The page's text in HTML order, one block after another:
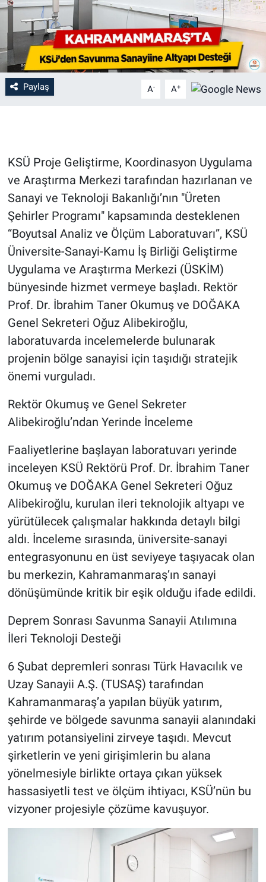
Paylaş A- A+
KSÜ Proje Geliştirme, Koordinasyon Uygulama
ve Araştırma Merkezi tarafından hazırlanan ve
Sanayi ve Teknoloji Bakanlığı’nın "Üreten
Şehirler Programı" kapsamında desteklenen
“Boyutsal Analiz ve Ölçüm Laboratuvarı”, KSÜ
Üniversite-Sanayi-Kamu İş Birliği Geliştirme
Uygulama ve Araştırma Merkezi (ÜSKİM)
bünyesinde hizmet vermeye başladı. Rektör
Prof. Dr. İbrahim Taner Okumuş ve DOĞAKA
Genel Sekreteri Oğuz Alibekiroğlu,
laboratuvarda incelemelerde bulunarak
projenin bölge sanayisi için taşıdığı stratejik
önemi vurguladı.
Rektör Okumuş ve Genel Sekreter
Alibekiroğlu’ndan Yerinde İnceleme
Faaliyetlerine başlayan laboratuvarı yerinde
inceleyen KSÜ Rektörü Prof. Dr. İbrahim Taner
Okumuş ve DOĞAKA Genel Sekreteri Oğuz
Alibekiroğlu, kurulan ileri teknolojik altyapı ve
yürütülecek çalışmalar hakkında detaylı bilgi
aldı. İnceleme sırasında, üniversite-sanayi
entegrasyonunu en üst seviyeye taşıyacak olan
bu merkezin, Kahramanmaraş’ın sanayi
dönüşümünde kritik bir eşik olduğu ifade edildi.
Deprem Sonrası Savunma Sanayii Atılımına
İleri Teknoloji Desteği
6 Şubat depremleri sonrası Türk Havacılık ve
Uzay Sanayii A.Ş. (TUSAŞ) tarafından
Kahramanmaraş’a yapılan büyük yatırım,
şehirde ve bölgede savunma sanayii alanındaki
yatırım potansiyelini zirveye taşıdı. Mevcut
şirketlerin ve yeni girişimlerin bu alana
yönelmesiyle birlikte ortaya çıkan yüksek
hassasiyetli test ve ölçüm ihtiyacı, KSÜ’nün bu
vizyoner projesiyle çözüme kavuşuyor.